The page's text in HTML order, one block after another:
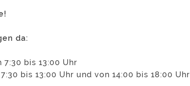
da:
bis 13:00 Uhr
bis 13:00 Uhr und von 14:00 bis 18:00 Uhr